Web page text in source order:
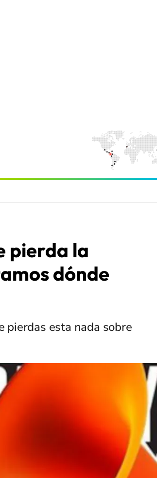
pierda la
dónde
pierdas esta nada sobre